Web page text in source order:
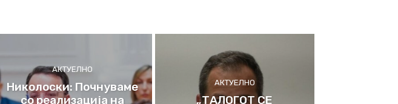
АКТУЕЛНО
Николоски: Почнуваме
со реализација на
АКТУЕЛНО
„ТАЛОГОТ СЕ